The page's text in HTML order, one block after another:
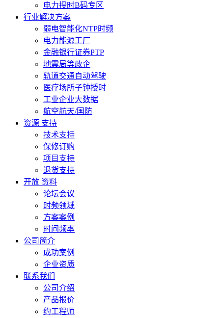
电力授时B码专区
行业解决方案
弱电智能化NTP时频
电力能源工厂
金融银行证券PTP
地震局等政企
轨道交通自动驾驶
医疗场所子钟授时
工业企业大数据
航空航天/国防
资源 支持
技术支持
保修订购
项目支持
退货支持
开放 资料
论坛会议
时频领域
方案案例
时间频率
公司简介
成功案例
企业资质
联系我们
公司介绍
产品报价
约工程师